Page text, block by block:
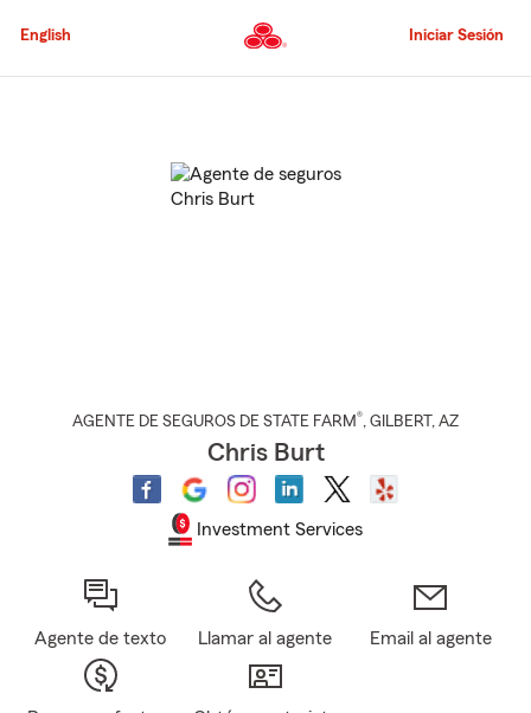
al
principal
English Iniciar Sesión
AGENTE DE SEGUROS DE STATE FARM®, GILBERT , AZ
Chris Burt
Investment Services
Agente de texto Llamar al agente Email al agente